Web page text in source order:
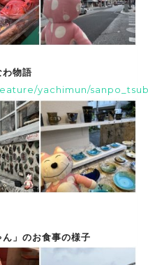
わ物語
yachimun/
」のお食事の様子